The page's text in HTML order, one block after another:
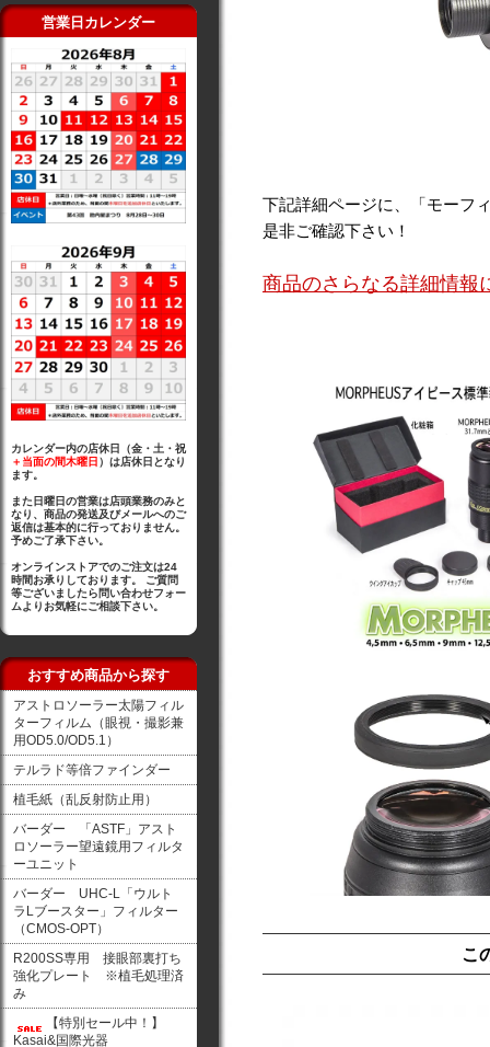
営業日カレンダー
カレンダー内の店休日（金・土・祝
＋当面の間木曜日 ）は店休日となり
ます。
また日曜日の営業は店頭業務のみと
なり、商品の発送及びメールへのご
返信は基本的に行っておりません。
予めご了承下さい。
オンラインストアでのご注文は24
時間お承りしております。 ご質問
等ございましたら問い合わせフォー
ムよりお気軽にご相談下さい。
おすすめ商品から探す
アストロソーラー太陽フィル
ターフィルム（眼視・撮影兼
用OD5.0/OD5.1）
テルラド等倍ファインダー
植毛紙（乱反射防止用）
バーダー 「ASTF」アスト
ロソーラー望遠鏡用フィルタ
ーユニット
バーダー UHC-L「ウルト
ラLブースター」フィルター
（CMOS-OPT）
R200SS専用 接眼部裏打ち
強化プレート ※植毛処理済
み
【特別セール中！】
Kasai&国際光器
下記詳細ページに、「モーフ
是非ご確認下さい！
商品のさらなる詳細情報
こ